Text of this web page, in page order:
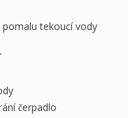
tekoucí vody
čerpadlo